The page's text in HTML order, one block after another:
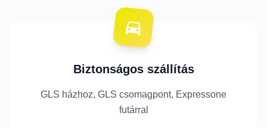
Biztonságos szállítás
GLS házhoz, GLS csomagpont, Expressone
futárral